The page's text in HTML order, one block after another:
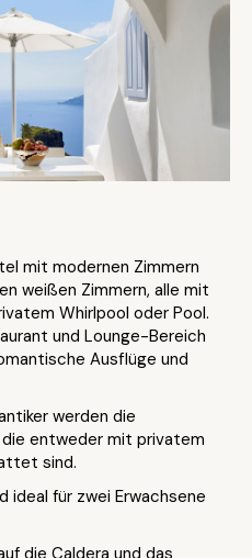
mit modernen Zimmern
weißen Zimmern, alle mit
Whirlpool oder Pool.
und Lounge-Bereich
Ausflüge und
werden die
entweder mit privatem
sind.
ideal für zwei Erwachsene
die Caldera und das